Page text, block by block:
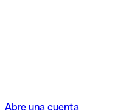
Abre una cuenta